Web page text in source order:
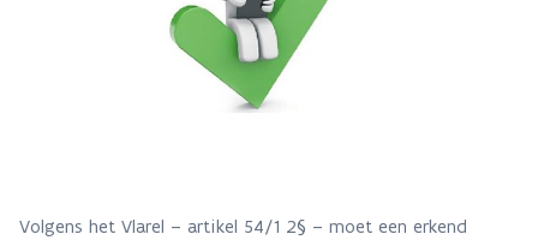
Volgens het Vlarel – artikel 54/1 2§ – moet een erkend